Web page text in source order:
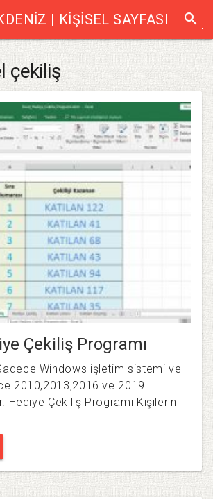
| KIŞISEL SAYFASI search
çekiliş
Çekiliş Programı
Windows işletim sistemi ve
2010,2013,2016 ve 2019
Hediye Çekiliş Programı Kişilerin